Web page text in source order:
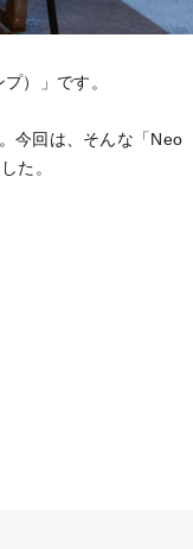
）」です。
今回は、そんな「Neo
た。